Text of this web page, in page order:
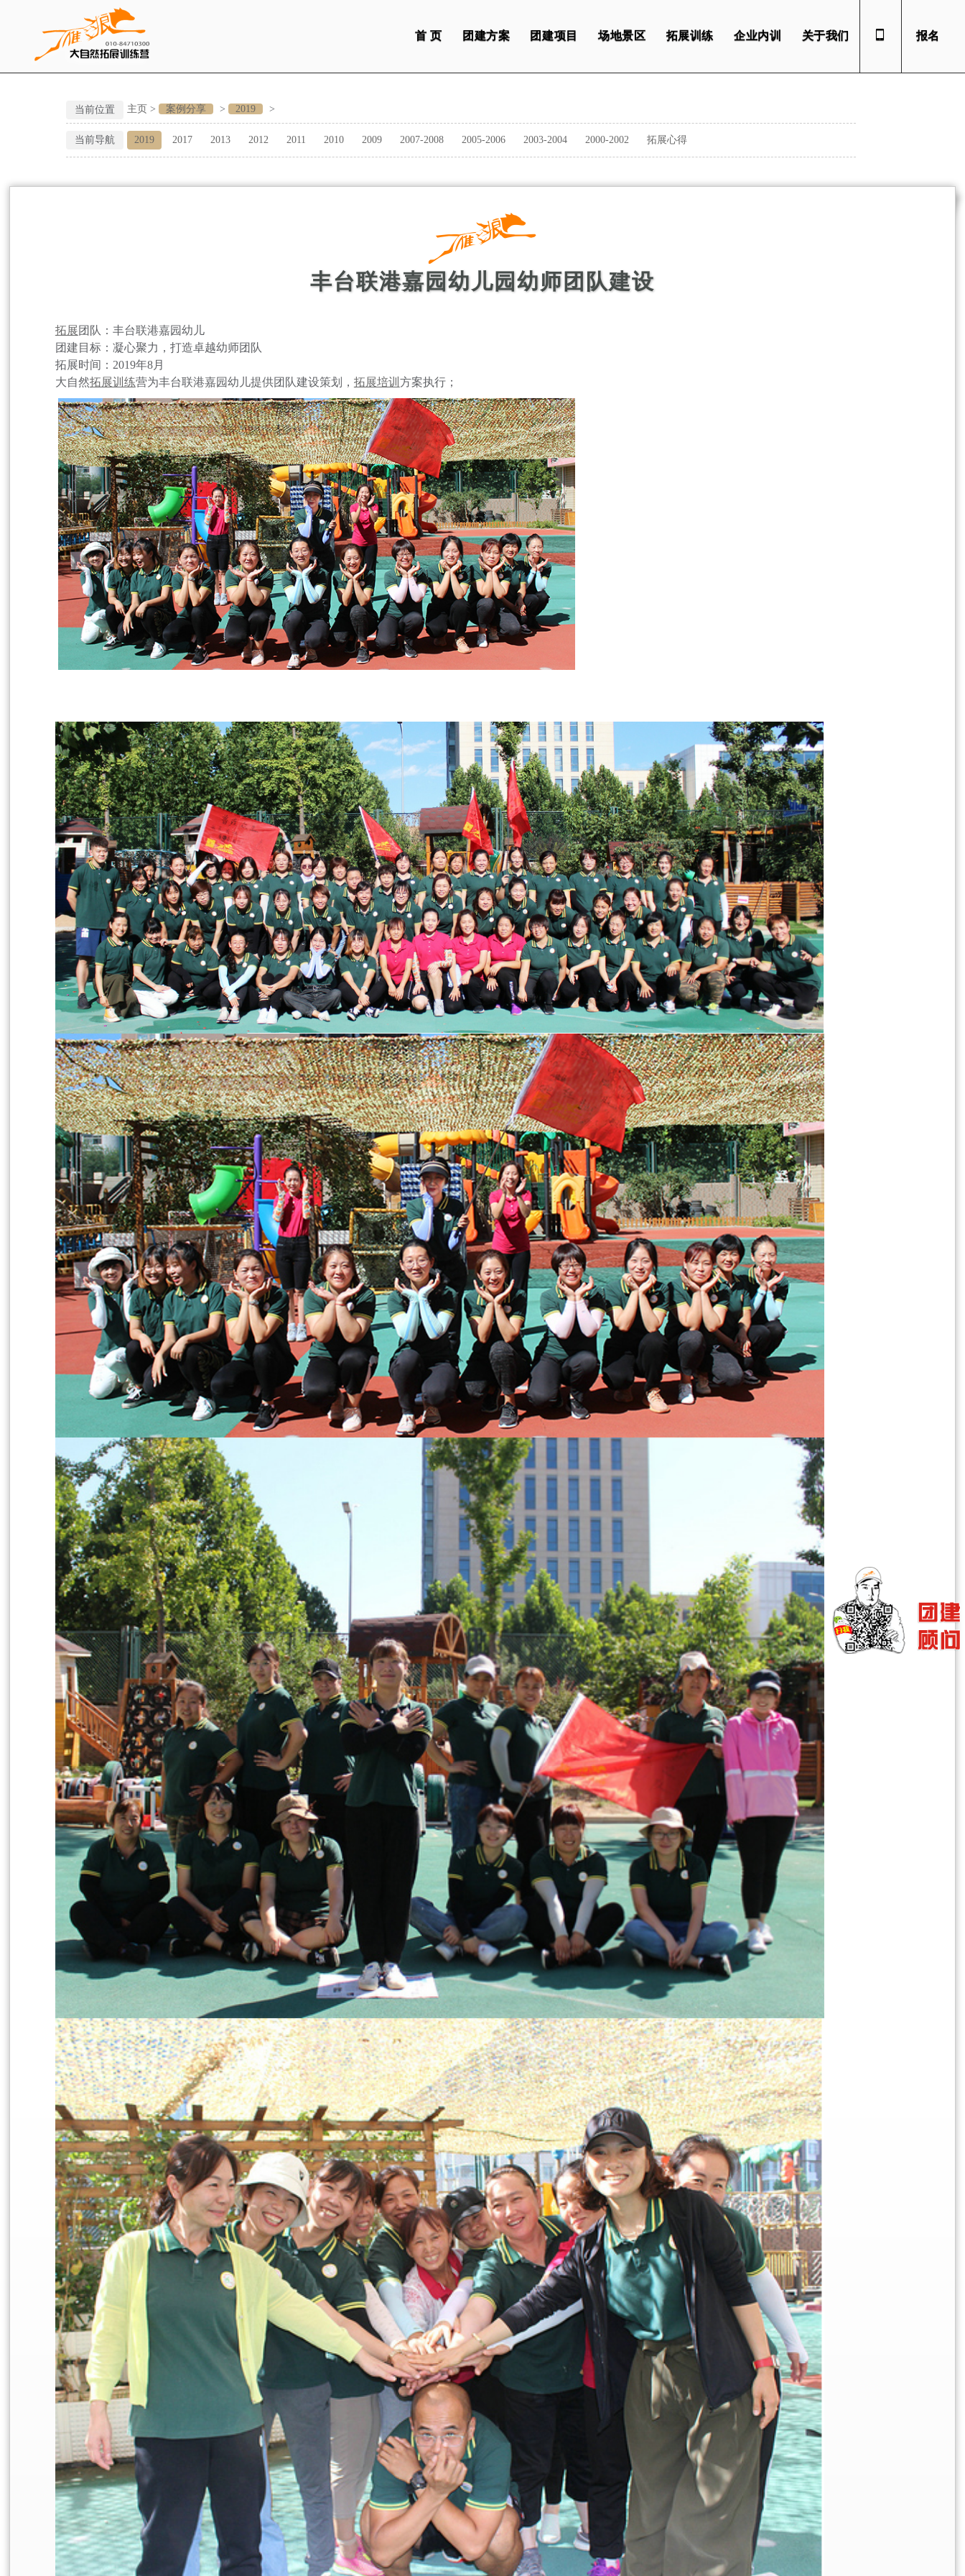
首 页 团建方案 团建项目 场地景区 拓展训练 企业内训 关于我们 报名
当前位置 主页 > 案例分享 > 2019 >
当前导航 2019 2017 2013 2012 2011 2010 2009 2007-2008 2005-2006 2003-2004 2000-2002 拓展心得
丰台联港嘉园幼儿园幼师团队建设
拓展团队：丰台联港嘉园幼儿
团建目标：凝心聚力，打造卓越幼师团队
拓展时间：2019年8月
大自然拓展训练营为丰台联港嘉园幼儿提供团队建设策划， 拓展培训 方案执行；